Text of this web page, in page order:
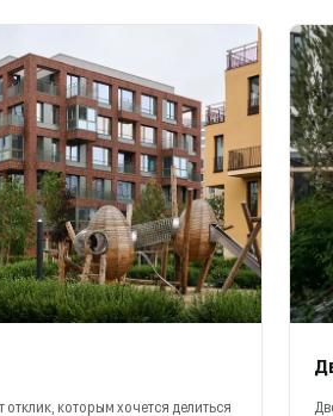
которым хочется делиться